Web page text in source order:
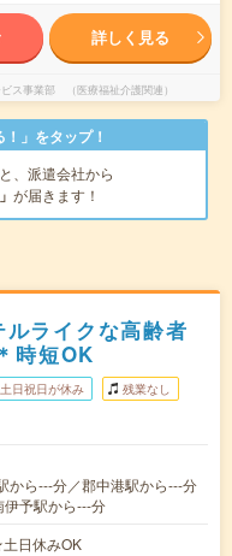
詳しく見る
ス事業部 （医療福祉介護関連）
」をタップ！
、派遣会社から
が届きます！
ルライクな高齢者
時短OK
土日祝日が休み 残業なし
から---分／郡中港駅から---分
伊予駅から---分
日休みOK